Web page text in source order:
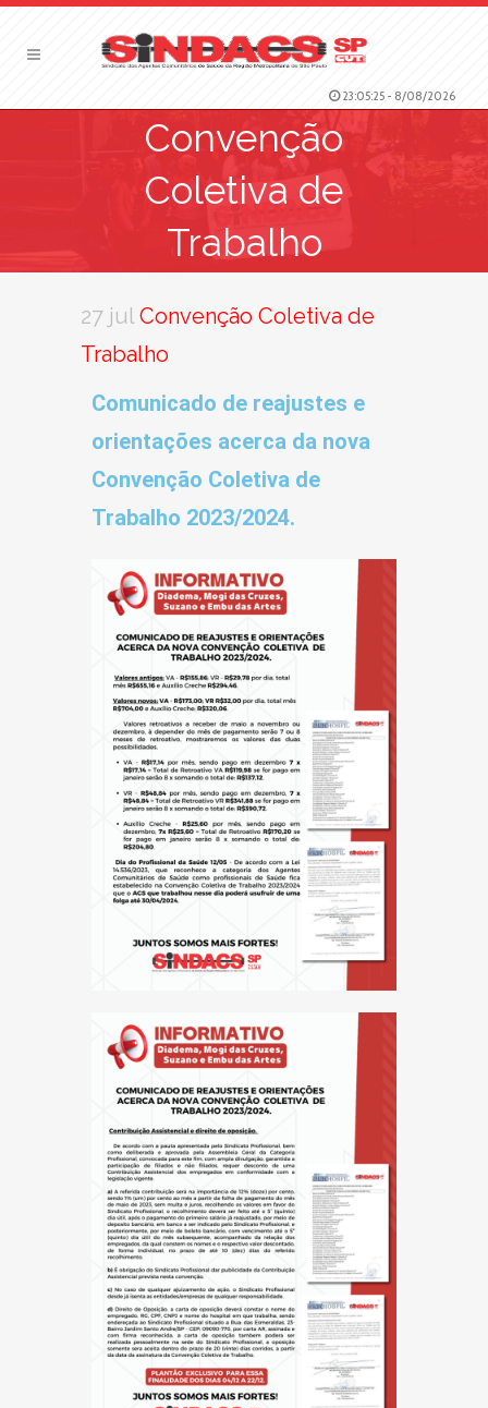
23:05:26 - 8/08/2026
Convenção
Coletiva de
Trabalho
27 jul Convenção Coletiva de
Trabalho
Comunicado de reajustes e
orientações acerca da nova
Convenção Coletiva de
Trabalho 2023/2024.